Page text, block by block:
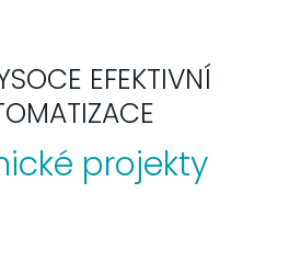
EFEKTIVNÍ
projekty